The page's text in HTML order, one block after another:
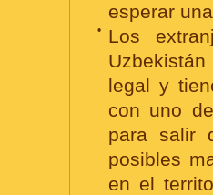
esperar
•
Los
legal y
con uno
para salir
posibles
en el